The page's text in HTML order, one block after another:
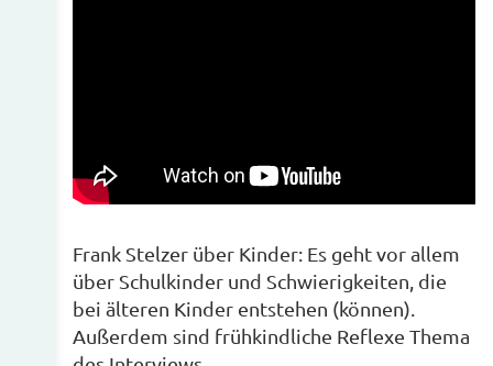
Frank Stelzer über Kinder: Es geht vor allem
über Schulkinder und Schwierigkeiten, die
bei älteren Kinder entstehen (können).
Außerdem sind frühkindliche Reflexe Thema